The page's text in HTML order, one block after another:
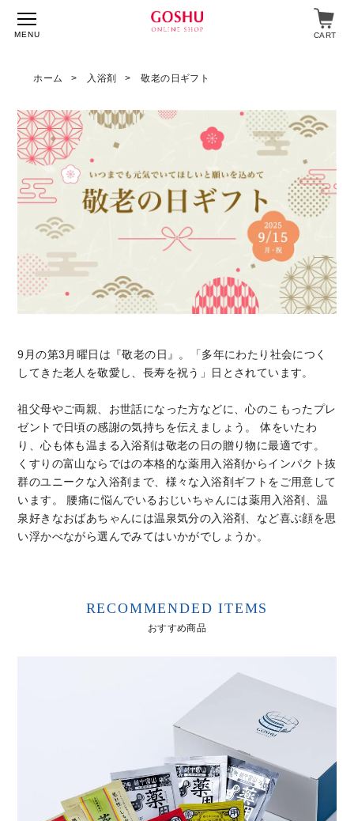
特集
入浴剤
飲料・食品
スキンケア
マイページ ログイン
ショップガイド よくあるご質問
お問い合わせ
コーポレートサイト
MENU CART
ホーム 入浴剤 敬老の日ギフト
9月の第3月曜日は『敬老の日』。「多年にわたり社会につく
してきた老人を敬愛し、長寿を祝う」日とされています。
祖父母やご両親、お世話になった方などに、心のこもったプレ
ゼントで日頃の感謝の気持ちを伝えましょう。 体をいたわ
り、心も体も温まる入浴剤は敬老の日の贈り物に最適です。
くすりの富山ならではの本格的な薬用入浴剤からインパクト抜
群のユニークな入浴剤まで、様々な入浴剤ギフトをご用意して
います。 腰痛に悩んでいるおじいちゃんには薬用入浴剤、温
泉好きなおばあちゃんには温泉気分の入浴剤、など喜ぶ顔を思
い浮かべながら選んでみてはいかがでしょうか。
RECOMMENDED ITEMS
おすすめ商品